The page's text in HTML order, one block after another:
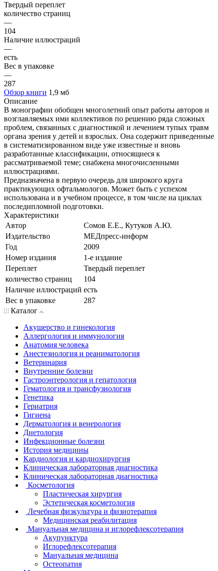
Твердый переплет
количество страниц
—
104
Наличие иллюстраций
—
есть
Вес в упаковке
—
287
Обзор книги 1,9 мб
Описание
В монографии обобщен многолетний опыт работы авторов и
возглавляемых ими коллективов по решению ряда сложных
проблем, связанных с диагностикой и лечением тупых травм
органа зрения у детей и взрослых. Она содержит приведенные
в систематизированном виде уже известные и вновь
разработанные классификации, относящиеся к
рассматриваемой теме; снабжена многочисленными
иллюстрациями.
Предназначена в первую очередь для широкого круга
практикующих офтальмологов. Может быть с успехом
использована и в учебном процессе, в том числе на циклах
последипломной подготовки.
Характеристики
Автор
Сомов Е.Е., Кутуков А.Ю.
Издательство
МЕДпресс-информ
Год
2009
Номер издания
1-е издание
Переплет
Твердый переплет
количество страниц
104
Наличие иллюстраций есть
Вес в упаковке
287
Каталог
Акушерство и гинекология
Аллергология и иммунология
Анатомия человека
Анестезиология и реаниматология
Ветеринария
Внутренние болезни
Гастроэнтерология и гепатология
Гематология и трансфузиология
Генетика
Гериатрия
Гигиена
Дерматология и венерология
Диетология
Инфекционные болезни
История медицины
Кардиология и кардиохирургия
Клиническая лабораторная диагностика
Клиническая лабораторная диагностика
Косметология
Пластическая хирургия
Эстетическая косметология
Лечебная физкультура и физиотерапия
Медицинская реабилитация
Мануальная медицина и иглорефлексотерапия
Акупунктура
Иглорефлексотерапия
Мануальная медицина
Остеопатия